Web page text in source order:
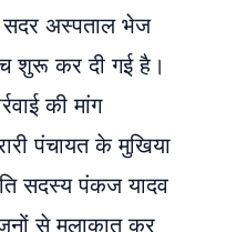
सदर अस्पताल भेज
शुरू कर दी गई है।
की मांग
पंचायत के मुखिया
सदस्य पंकज यादव
से मुलाकात कर